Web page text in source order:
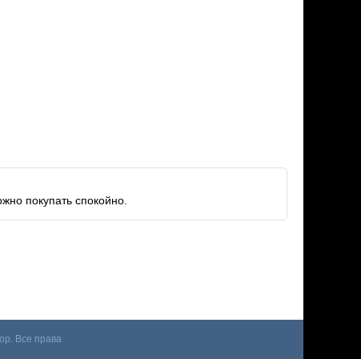
покупать спокойно.
Все права